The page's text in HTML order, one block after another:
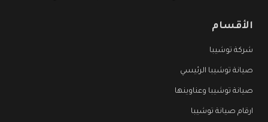
الأقسام
شركة توشيبا
صيانة توشيبا الرئيسي
صيانة توشيبا وعناوينها
ارقام صيانة توشيبا